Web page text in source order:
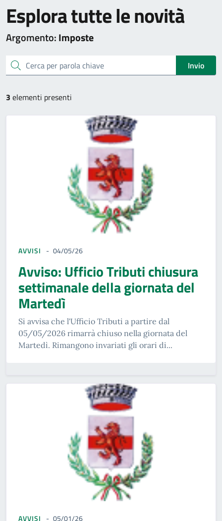
Esplora tutte le novità
Argomento:Imposte
cerca Invio
3 elementi presenti
AVVISI 04/05/26
Avviso: Ufficio Tributi chiusura
settimanale della giornata del
Martedì
Si avvisa che l'Ufficio Tributi a partire dal
05/05/2026 rimarrà chiuso nella giornata del
Martedì. Rimangono invariati gli orari di...
AVVISI 05/01/26